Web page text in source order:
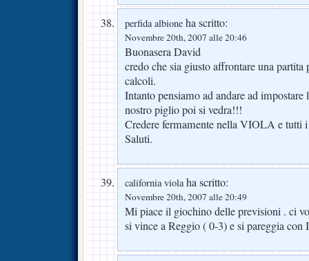
perfida albione ha scritto:
Novembre 20th, 2007 alle 20:46
Buonasera David
credo che sia giusto affrontare una partita
calcoli.
Intanto pensiamo ad andare ad
nostro piglio poi si vedra!!!
Credere fermamente nella VIOLA e tutti
Saluti.
california violaha scritto:
Novembre 20th, 2007 alle 20:49
Mi piace il giochino delle previsioni . ci
si vince a Reggio ( 0-3) e si pareggia con